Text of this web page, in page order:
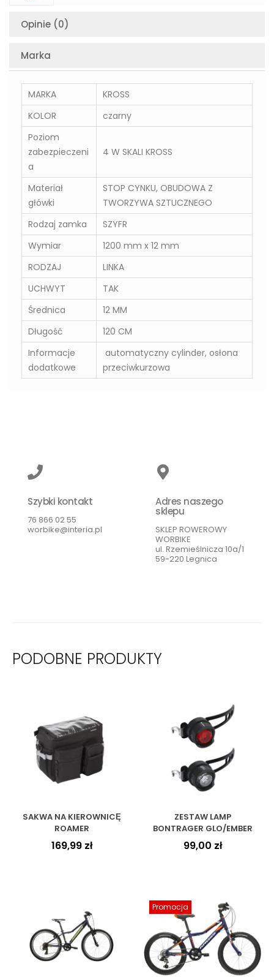
Opinie (0)
Marka
MARKA
KROSS
KOLOR
czarny
Poziom
zabezpieczeni
a
4 W SKALI KROSS
Materiał
główki
STOP CYNKU, OBUDOWA Z
TWORZYWA SZTUCZNEGO
Rodzaj zamka
SZYFR
Wymiar
1200 mm x 12 mm
RODZAJ
LINKA
UCHWYT
TAK
Średnica
12 MM
Długość
120 CM
Informacje
dodatkowe
automatyczny cylinder, osłona
przeciwkurzowa
Szybki kontakt
76 866 02 55
worbike@interia.pl
Adres naszego
sklepu
SKLEP ROWEROWY
WORBIKE
ul. Rzemieślnicza 10a/1
59-220 Legnica
PODOBNE PRODUKTY
SAKWA NA KIEROWNICĘ
ROAMER
169,99 zł
ZESTAW LAMP
BONTRAGER GLO/EMBER
99,00 zł
Promocja